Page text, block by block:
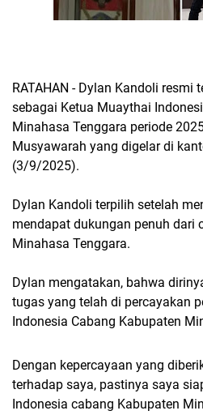
RATAHAN - Dylan Kandoli resmi
sebagai Ketua Muaythai
Minahasa Tenggara periode
Musyawarah yang digelar di
(3/9/2025).
Dylan Kandoli terpilih setelah
mendapat dukungan penuh dari
Minahasa Tenggara.
Dylan mengatakan, bahwa
tugas yang telah di percayakan
Indonesia Cabang Kabupaten
Dengan kepercayaan yang
terhadap saya, pastinya saya
Indonesia cabang Kabupaten